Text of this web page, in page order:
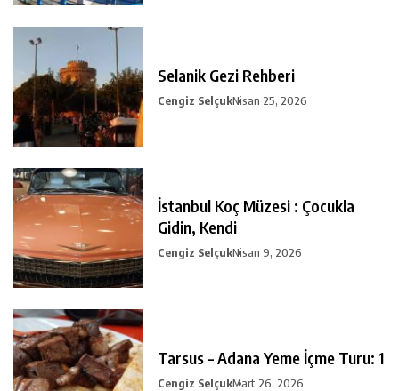
Selanik Gezi Rehberi
Cengiz SelçukNisan 25, 2026
İstanbul Koç Müzesi : Çocukla
Gidin, Kendi
Cengiz SelçukNisan 9, 2026
Tarsus – Adana Yeme İçme Turu: 1
Cengiz SelçukMart 26, 2026